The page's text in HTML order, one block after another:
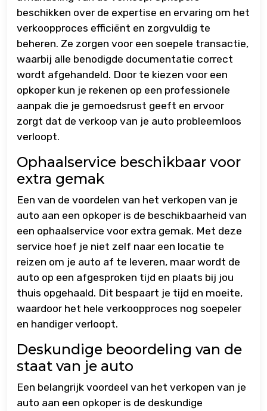
beschikken over de expertise en ervaring om het
verkoopproces efficiënt en zorgvuldig te
beheren. Ze zorgen voor een soepele transactie,
waarbij alle benodigde documentatie correct
wordt afgehandeld. Door te kiezen voor een
opkoper kun je rekenen op een professionele
aanpak die je gemoedsrust geeft en ervoor
zorgt dat de verkoop van je auto probleemloos
verloopt.
Ophaalservice beschikbaar voor
extra gemak
Een van de voordelen van het verkopen van je
auto aan een opkoper is de beschikbaarheid van
een ophaalservice voor extra gemak. Met deze
service hoef je niet zelf naar een locatie te
reizen om je auto af te leveren, maar wordt de
auto op een afgesproken tijd en plaats bij jou
thuis opgehaald. Dit bespaart je tijd en moeite,
waardoor het hele verkoopproces nog soepeler
en handiger verloopt.
Deskundige beoordeling van de
staat van je auto
Een belangrijk voordeel van het verkopen van je
auto aan een opkoper is de deskundige